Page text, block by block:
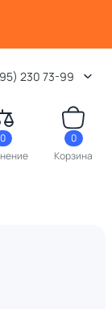
230 73-99
0
0
Корзина